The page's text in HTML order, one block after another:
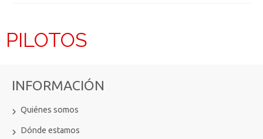
PILOTOS
INFORMACIÓN
Quiénes somos
Dónde estamos